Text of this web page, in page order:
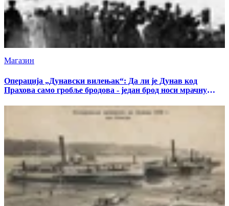
Магазин
Операција „Дунавски вилењак“: Да ли је Дунав код
Прахова само гробље бродова - један брод носи мрачну